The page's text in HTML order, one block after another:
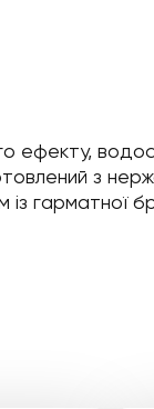
ефекту,
з
із гарматної